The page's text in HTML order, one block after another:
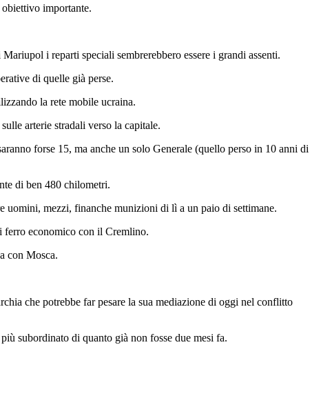
importante.
i reparti speciali sembrerebbero essere i grandi assenti.
di quelle già perse.
la rete mobile ucraina.
arterie stradali verso la capitale.
forse 15, ma anche un solo Generale (quello perso in 10 anni di
di ben 480 chilometri.
uomini, mezzi, finanche munizioni di lì a un paio di settimane.
ferro economico con il Cremlino.
con Mosca.
che potrebbe far pesare la sua mediazione di oggi nel conflitto
subordinato di quanto già non fosse due mesi fa.